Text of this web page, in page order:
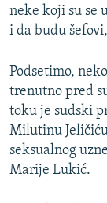
neke koji su se
i da budu
Podsetimo,
trenutno pred
toku je sudski
Milutinu
seksualnog
Marije Lukić.